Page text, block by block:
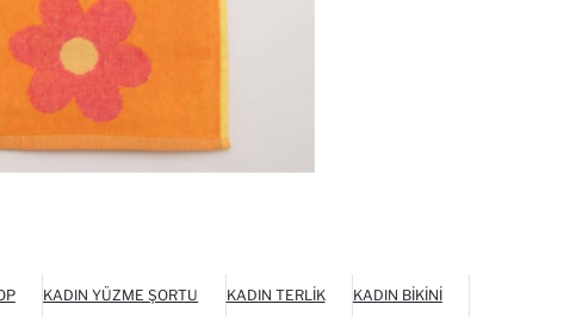
KADIN YÜZME ŞORTU KADIN TERLIK KADIN BIKINI